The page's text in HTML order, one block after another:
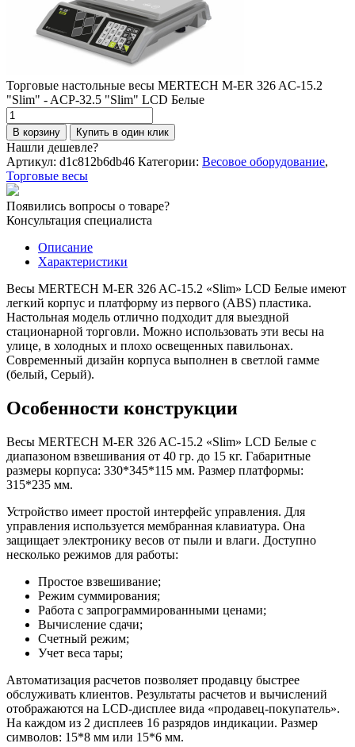
Торговые настольные весы MERTECH M-ER 326 AC-15.2
"Slim" - ACP-32.5 "Slim" LCD Белые
Количество
товара
Торговые
настольные
весы
MERTECH
M-
ER
326
"Slim"
-
ACP-
32.5
"Slim"
LCD
Белые
В корзину Купить в один клик
Нашли дешевле?
Артикул: d1c812b6db46 Категории: Весовое оборудование,
Торговые весы
Появились вопросы о товаре?
Консультация специалиста
Описание
Характеристики
Весы MERTECH M-ER 326 AC-15.2 «Slim» LCD Белые имеют
легкий корпус и платформу из первого (ABS) пластика.
Настольная модель отлично подходит для выездной
стационарной торговли. Можно использовать эти весы на
улице, в холодных и плохо освещенных павильонах.
Современный дизайн корпуса выполнен в светлой гамме
(белый, Серый).
Особенности конструкции
Весы MERTECH M-ER 326 AC-15.2 «Slim» LCD Белые с
диапазоном взвешивания от 40 гр. до 15 кг. Габаритные
размеры корпуса: 330*345*115 мм. Размер платформы:
315*235 мм.
Устройство имеет простой интерфейс управления. Для
управления используется мембранная клавиатура. Она
защищает электронику весов от пыли и влаги. Доступно
несколько режимов для работы:
Простое взвешивание;
Режим суммирования;
Работа с запрограммированными ценами;
Вычисление сдачи;
Счетный режим;
Учет веса тары;
Автоматизация расчетов позволяет продавцу быстрее
обслуживать клиентов. Результаты расчетов и вычислений
отображаются на LCD-дисплее вида «продавец-покупатель».
На каждом из 2 дисплеев 16 разрядов индикации. Размер
символов: 15*8 мм или 15*6 мм.